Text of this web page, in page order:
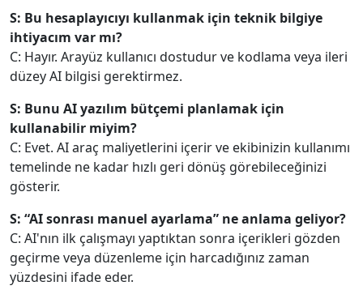
S: Bu hesaplayıcıyı kullanmak için teknik bilgiye
ihtiyacım var mı?
C: Hayır. Arayüz kullanıcı dostudur ve kodlama veya ileri
düzey AI bilgisi gerektirmez.
S: Bunu AI yazılım bütçemi planlamak için
kullanabilir miyim?
C: Evet. AI araç maliyetlerini içerir ve ekibinizin kullanımı
temelinde ne kadar hızlı geri dönüş görebileceğinizi
gösterir.
S: “AI sonrası manuel ayarlama” ne anlama geliyor?
C: AI'nın ilk çalışmayı yaptıktan sonra içerikleri gözden
geçirme veya düzenleme için harcadığınız zaman
yüzdesini ifade eder.